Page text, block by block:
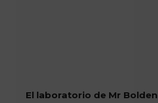
El laboratorio de Mr Bolden